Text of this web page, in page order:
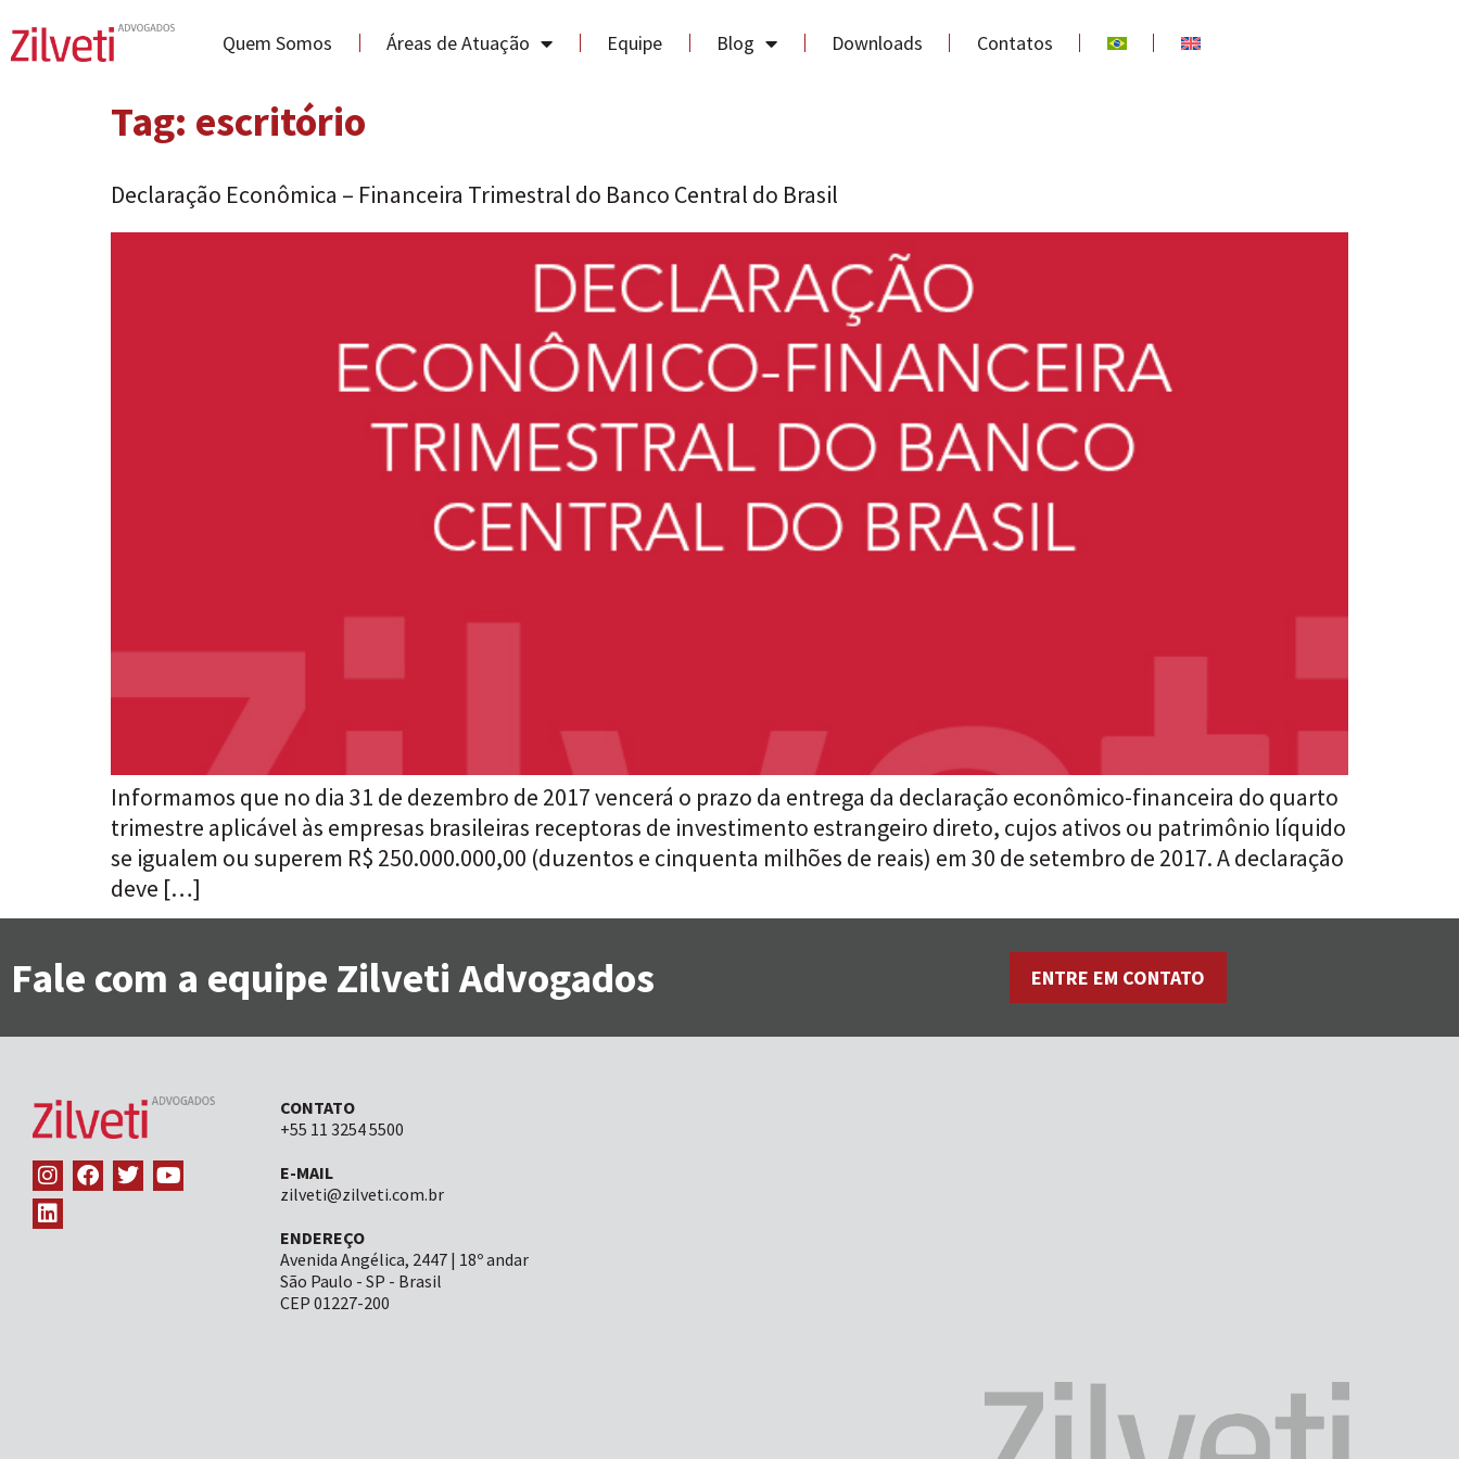
Quem Somos Áreas de Atuação Equipe Blog Downloads Contatos
Tag: escritório
Declaração Econômica – Financeira Trimestral do Banco Central do Brasil
Informamos que no dia 31 de dezembro de 2017 vencerá o prazo da entrega da declaração econômico-financeira do quarto
trimestre aplicável às empresas brasileiras receptoras de investimento estrangeiro direto, cujos ativos ou patrimônio líquido
se igualem ou superem R$ 250.000.000,00 (duzentos e cinquenta milhões de reais) em 30 de setembro de 2017. A declaração
deve […]
Fale com a equipe Zilveti Advogados ENTRE EM CONTATO
CONTATO
+55 11 3254 5500
E-MAIL
zilveti@zilveti.com.br
ENDEREÇO
Avenida Angélica, 2447 | 18º andar
São Paulo - SP - Brasil
CEP 01227-200